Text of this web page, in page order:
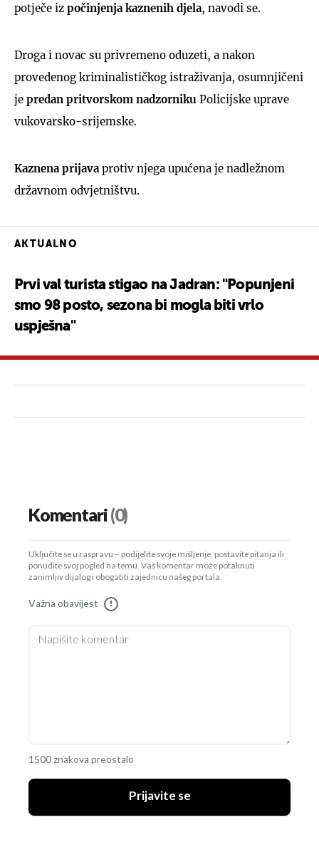
potječe iz počinjenja kaznenih djela, navodi se.
Droga i novac su privremeno oduzeti, a nakon
provedenog kriminalističkog istraživanja, osumnjičeni
je predan pritvorskom nadzorniku Policijske uprave
vukovarsko-srijemske.
Kaznena prijava protiv njega upućena je nadležnom
državnom odvjetništvu.
AKTUALNO
Prvi val turista stigao na Jadran: "Popunjeni
smo 98 posto, sezona bi mogla biti vrlo
uspješna"
Komentari(0)
Uključite se u raspravu – podijelite svoje mišljenje, postavite pitanja ili
ponudite svoj pogled na temu. Vaš komentar može potaknuti
zanimljiv dijalog i obogatiti zajednicu našeg portala.
Važna obavijest !
1500 znakova preostalo
Prijavite se